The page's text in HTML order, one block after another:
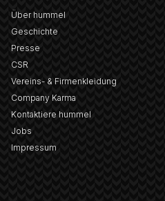
Über hummel
Geschichte
Presse
CSR
Vereins- & Firmenkleidung
Company Karma
Kontaktiere hummel
Jobs
Impressum